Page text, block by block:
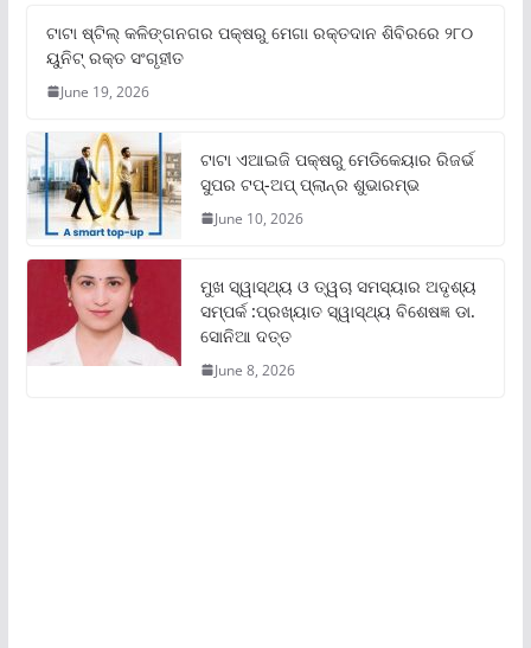
ଟାଟା ଷ୍ଟିଲ୍‌ କଳିଙ୍ଗନଗର ପକ୍ଷରୁ ମେଗା ରକ୍ତଦାନ ଶିବିରରେ ୨୮୦
ୟୁନିଟ୍‌ ରକ୍ତ ସଂଗୃହୀତ
June 19, 2026
ଟାଟା ଏଆଇଜି ପକ୍ଷରୁ ମେଡିକେୟାର ରିଜର୍ଭ
ସୁପର ଟପ୍‌-ଅପ୍ ପ୍ଲାନ୍‌ର ଶୁଭାରମ୍ଭ
June 10, 2026
ମୁଖ ସ୍ୱାସ୍ଥ୍ୟ ଓ ତ୍ୱଚା ସମସ୍ୟାର ଅଦୃଶ୍ୟ
ସମ୍ପର୍କ :ପ୍ରଖ୍ୟାତ ସ୍ୱାସ୍ଥ୍ୟ ବିଶେଷଜ୍ଞ ଡା.
ସୋନିଆ ଦତ୍ତ
June 8, 2026